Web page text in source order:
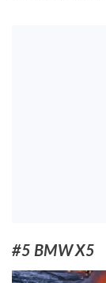
#5 BMW X5